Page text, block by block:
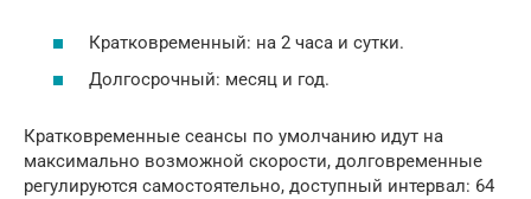
Кратковременный: на 2 часа и сутки.
Долгосрочный: месяц и год.
Кратковременные сеансы по умолчанию идут на
максимально возможной скорости, долговременные
регулируются самостоятельно, доступный интервал: 64